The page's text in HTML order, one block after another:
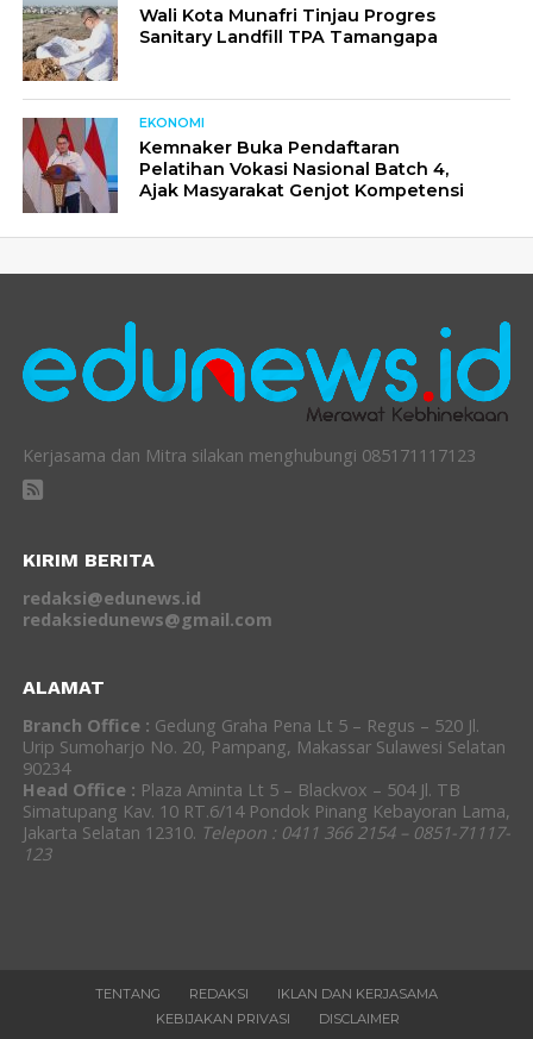
Wali Kota Munafri Tinjau Progres
Sanitary Landfill TPA Tamangapa
EKONOMI
Kemnaker Buka Pendaftaran
Pelatihan Vokasi Nasional Batch 4,
Ajak Masyarakat Genjot Kompetensi
Kerjasama dan Mitra silakan menghubungi 085171117123
KIRIM BERITA
redaksi@edunews.id
redaksiedunews@gmail.com
ALAMAT
Branch Office : Gedung Graha Pena Lt 5 – Regus – 520 Jl.
Urip Sumoharjo No. 20, Pampang, Makassar Sulawesi Selatan
90234
Head Office : Plaza Aminta Lt 5 – Blackvox – 504 Jl. TB
Simatupang Kav. 10 RT.6/14 Pondok Pinang Kebayoran Lama,
Jakarta Selatan 12310. Telepon : 0411 366 2154 – 0851-71117-
123
TENTANG REDAKSI
IKLAN DAN KERJASAMA
KEBIJAKAN PRIVASI
DISCLAIMER